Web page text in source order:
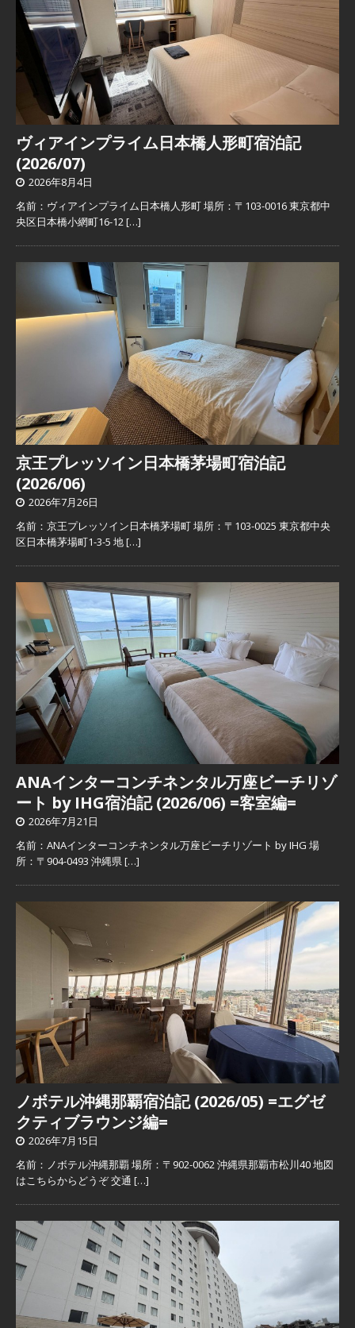
ヴィアインプライム日本橋人形町宿泊記
(2026/07)
2026年8月4日
名前：ヴィアインプライム日本橋人形町 場所：〒103-0016 東京都中
央区日本橋小網町16-12[…]
京王プレッソイン日本橋茅場町宿泊記
(2026/06)
2026年7月26日
名前：京王プレッソイン日本橋茅場町 場所：〒103-0025 東京都中央
区日本橋茅場町1-3-5 地[…]
ANAインターコンチネンタル万座ビーチリゾ
ート by IHG宿泊記 (2026/06) =客室編=
2026年7月21日
名前：ANAインターコンチネンタル万座ビーチリゾート by IHG 場
所：〒904-0493 沖縄県[…]
ノボテル沖縄那覇宿泊記 (2026/05) =エグゼ
クティブラウンジ編=
2026年7月15日
名前：ノボテル沖縄那覇 場所：〒902-0062 沖縄県那覇市松川40 地図
はこちらからどうぞ 交通 […]